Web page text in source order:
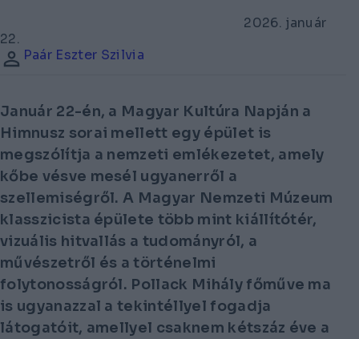
2026. január
22.
Paár Eszter Szilvia
Január 22-én, a Magyar Kultúra Napján a
Himnusz sorai mellett egy épület is
megszólítja a nemzeti emlékezetet, amely
kőbe vésve mesél ugyanerről a
szellemiségről. A Magyar Nemzeti Múzeum
klasszicista épülete több mint kiállítótér,
vizuális hitvallás a tudományról, a
művészetről és a történelmi
folytonosságról. Pollack Mihály főműve ma
is ugyanazzal a tekintéllyel fogadja
látogatóit, amellyel csaknem kétszáz éve a